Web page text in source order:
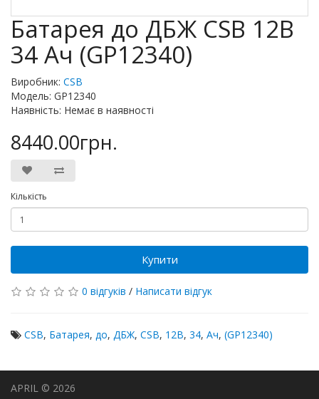
Батарея до ДБЖ CSB 12В
34 Ач (GP12340)
Виробник: CSB
Модель: GP12340
Наявність: Немає в наявності
8440.00грн.
Кількість
Купити
0 відгуків / Написати відгук
CSB, Батарея, до, ДБЖ, CSB, 12В, 34, Ач, (GP12340)
APRIL © 2026